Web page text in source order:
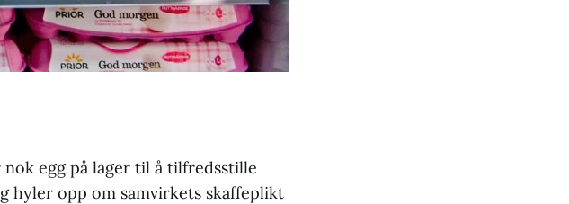
egg på lager til å tilfredsstille
hyler opp om samvirkets skaffeplikt